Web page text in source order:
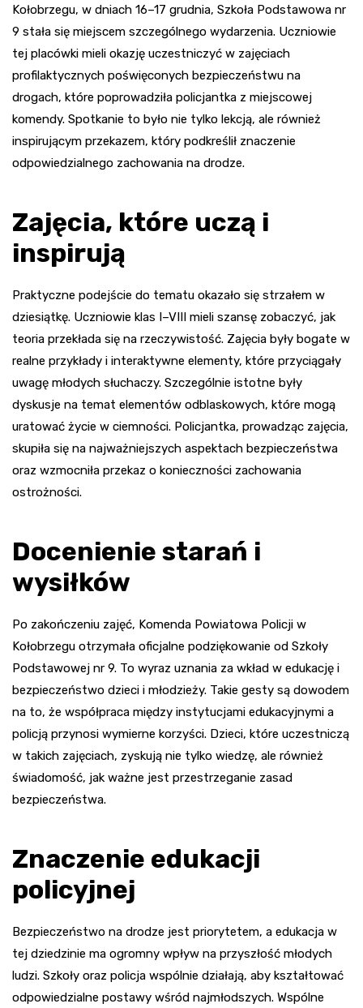
Kołobrzegu, w dniach 16–17 grudnia, Szkoła Podstawowa nr
9 stała się miejscem szczególnego wydarzenia. Uczniowie
tej placówki mieli okazję uczestniczyć w zajęciach
profilaktycznych poświęconych bezpieczeństwu na
drogach, które poprowadziła policjantka z miejscowej
komendy. Spotkanie to było nie tylko lekcją, ale również
inspirującym przekazem, który podkreślił znaczenie
odpowiedzialnego zachowania na drodze.
Zajęcia, które uczą i
inspirują
Praktyczne podejście do tematu okazało się strzałem w
dziesiątkę. Uczniowie klas I–VIII mieli szansę zobaczyć, jak
teoria przekłada się na rzeczywistość. Zajęcia były bogate w
realne przykłady i interaktywne elementy, które przyciągały
uwagę młodych słuchaczy. Szczególnie istotne były
dyskusje na temat elementów odblaskowych, które mogą
uratować życie w ciemności. Policjantka, prowadząc zajęcia,
skupiła się na najważniejszych aspektach bezpieczeństwa
oraz wzmocniła przekaz o konieczności zachowania
ostrożności.
Docenienie starań i
wysiłków
Po zakończeniu zajęć, Komenda Powiatowa Policji w
Kołobrzegu otrzymała oficjalne podziękowanie od Szkoły
Podstawowej nr 9. To wyraz uznania za wkład w edukację i
bezpieczeństwo dzieci i młodzieży. Takie gesty są dowodem
na to, że współpraca między instytucjami edukacyjnymi a
policją przynosi wymierne korzyści. Dzieci, które uczestniczą
w takich zajęciach, zyskują nie tylko wiedzę, ale również
świadomość, jak ważne jest przestrzeganie zasad
bezpieczeństwa.
Znaczenie edukacji
policyjnej
Bezpieczeństwo na drodze jest priorytetem, a edukacja w
tej dziedzinie ma ogromny wpływ na przyszłość młodych
ludzi. Szkoły oraz policja wspólnie działają, aby kształtować
odpowiedzialne postawy wśród najmłodszych. Wspólne